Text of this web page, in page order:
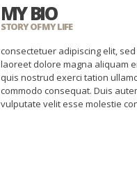
MY BIO
STORY OF MY LIFE
consectetuer adipiscing elit,
laoreet dolore magna aliquam
quis nostrud exerci tation
commodo consequat. Duis
vulputate velit esse molestie